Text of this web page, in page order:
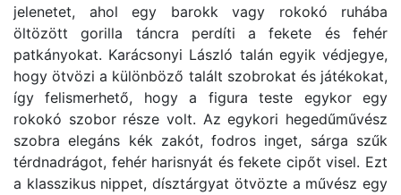
jelenetet, ahol egy barokk vagy rokokó ruhába
öltözött gorilla táncra perdíti a fekete és fehér
patkányokat. Karácsonyi László talán egyik védjegye,
hogy ötvözi a különböző talált szobrokat és játékokat,
így felismerhető, hogy a figura teste egykor egy
rokokó szobor része volt. Az egykori hegedűművész
szobra elegáns kék zakót, fodros inget, sárga szűk
térdnadrágot, fehér harisnyát és fekete cipőt visel. Ezt
a klasszikus nippet, dísztárgyat ötvözte a művész egy